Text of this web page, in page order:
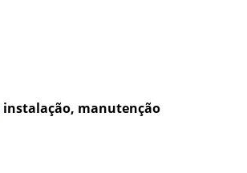
instalação, manutenção